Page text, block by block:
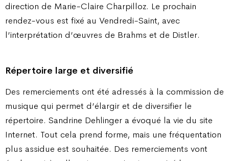
direction de Marie-Claire Charpilloz. Le prochain
rendez-vous est fixé au Vendredi-Saint, avec
l’interprétation d’œuvres de Brahms et de Distler.
Répertoire large et diversifié
Des remerciements ont été adressés à la commission de
musique qui permet d’élargir et de diversifier le
répertoire. Sandrine Dehlinger a évoqué la vie du site
Internet. Tout cela prend forme, mais une fréquentation
plus assidue est souhaitée. Des remerciements vont